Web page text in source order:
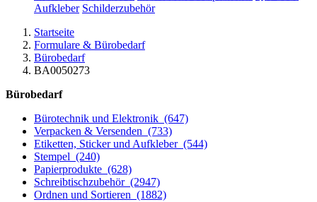
Aufkleber Schilderzubehör
Startseite
Formulare & Bürobedarf
Bürobedarf
BA0050273
Bürobedarf
Bürotechnik und Elektronik (647)
Verpacken & Versenden (733)
Etiketten, Sticker und Aufkleber (544)
Stempel (240)
Papierprodukte (628)
Schreibtischzubehör (2947)
Ordnen und Sortieren (1882)